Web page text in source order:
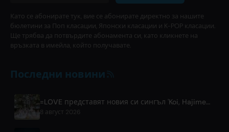
Като се абонирате тук, вие се абонирате директно за нашите
бюлетини за Поп класации, Японски класации и K-POP класации.
Ще трябва да потвърдите абонамента си, като кликнете на
връзката в имейла, който получавате.
Последни новини
=LOVE представят новия си сингъл 'Koi, Hajimemashita.' и концерти в Tokyo Dome
8 август 2026